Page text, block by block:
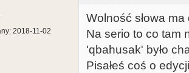
2018-11-02
Wolność słowa
Na serio to co tam
'qbahusak' było
Pisałeś coś o